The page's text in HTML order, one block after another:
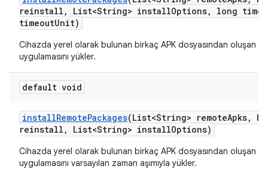
reinstall , List<String> installOptions,
long
timeoutUnit)
Cihazda yerel olarak bulunan birkaç APK dosyasından oluşan
uygulamasını yükler.
default void
installRemotePackages(List<String> remoteApks,
reinstall , List<String> installOptions)
Cihazda yerel olarak bulunan birkaç APK dosyasından oluşan
uygulamasını varsayılan zaman aşımıyla yükler.